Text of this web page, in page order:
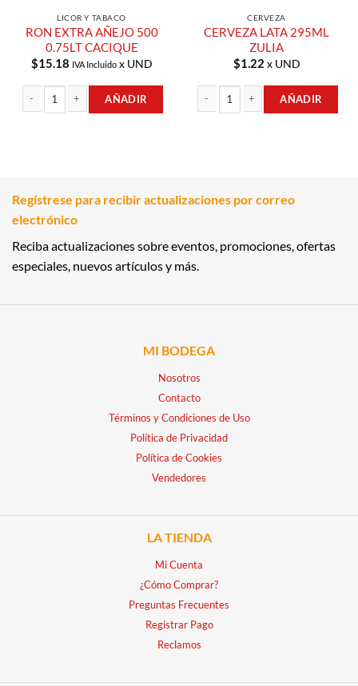
LICOR Y TABACO
RON EXTRA AÑEJO 500
0.75LT CACIQUE
$15.18 IVA Incluidox UND
AÑADIR
CERVEZA
CERVEZA LATA 295ML
ZULIA
$1.22 x UND
AÑADIR
Regístrese para recibir actualizaciones por correo
electrónico
Reciba actualizaciones sobre eventos, promociones, ofertas
especiales, nuevos artículos y más.
MI BODEGA
Nosotros
Contacto
Términos y Condiciones de Uso
Política de Privacidad
Política de Cookies
Vendedores
LA TIENDA
Mi Cuenta
¿Cómo Comprar?
Preguntas Frecuentes
Registrar Pago
Reclamos